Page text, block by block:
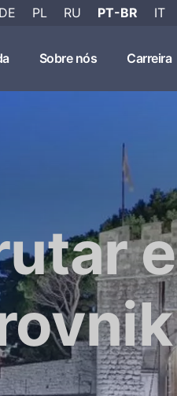
DE PL RU PT-BR IT
Sobre nós Carreira
e